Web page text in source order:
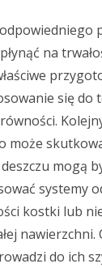
na
się do
może
mogą
systemy
kostki lub
do ich